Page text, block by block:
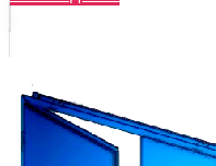
Тайгер
Сотка
Трио
Царга
(антик
серебро/